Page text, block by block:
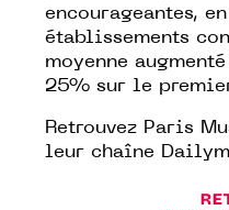
encourageantes,
établissements
moyenne
25% sur le
Retrouvez Paris
leur chaîne